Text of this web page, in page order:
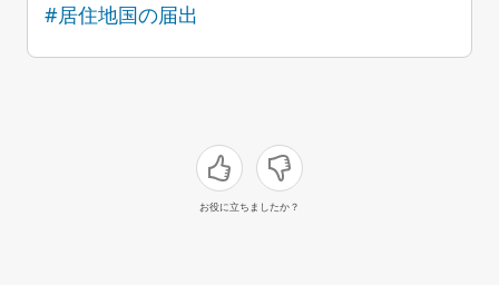
#居住地国の届出
お役に立ちましたか？